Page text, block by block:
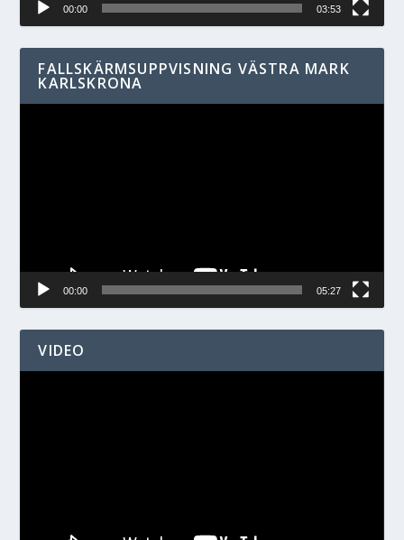
00:00 03:53
FALLSKÄRMSUPPVISNING VÄSTRA MARK
KARLSKRONA
00:00 05:27
VIDEO